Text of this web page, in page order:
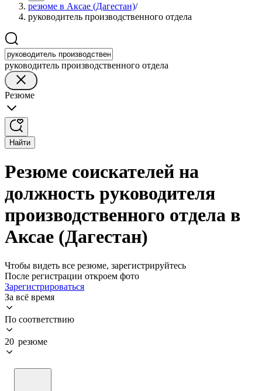
резюме в Аксае (Дагестан)/
руководитель производственного отдела
руководитель производственного отдела
Резюме
Найти
Резюме соискателей на
должность руководителя
производственного отдела в
Аксае (Дагестан)
Чтобы видеть все резюме, зарегистрируйтесь
После регистрации откроем фото
Зарегистрироваться
За всё время
По соответствию
20 резюме